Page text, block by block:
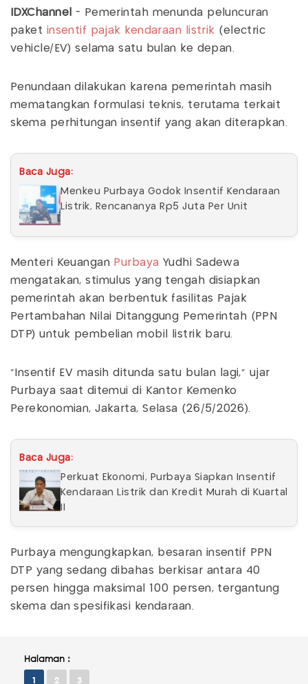
IDXChannel
- Pemerintah menunda peluncuran
paket insentif pajak kendaraan listrik (electric
vehicle/EV) selama satu bulan ke depan.
Penundaan dilakukan karena pemerintah masih
mematangkan formulasi teknis, terutama terkait
skema perhitungan insentif yang akan diterapkan.
Baca Juga:
Menkeu Purbaya Godok Insentif Kendaraan
Listrik, Rencananya Rp5 Juta Per Unit
Menteri Keuangan Purbaya Yudhi Sadewa
mengatakan, stimulus yang tengah disiapkan
pemerintah akan berbentuk fasilitas Pajak
Pertambahan Nilai Ditanggung Pemerintah (PPN
DTP) untuk pembelian mobil listrik baru.
“Insentif EV masih ditunda satu bulan lagi,” ujar
Purbaya saat ditemui di Kantor Kemenko
Perekonomian, Jakarta, Selasa (26/5/2026).
Baca Juga:
Perkuat Ekonomi, Purbaya Siapkan Insentif
Kendaraan Listrik dan Kredit Murah di Kuartal
Purbaya mengungkapkan, besaran insentif PPN
DTP yang sedang dibahas berkisar antara 40
persen hingga maksimal 100 persen, tergantung
skema dan spesifikasi kendaraan.
Halaman :
1 2 3